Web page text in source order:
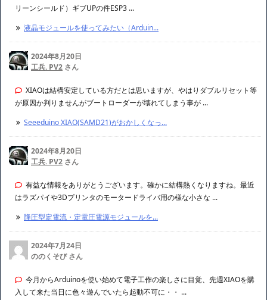
リーンシールド）ギブUPの件ESP3 ...
液晶モジュールを使ってみたい（Arduin...
2024年8月20日
工兵. PV2 さん
XIAOは結構安定している方だとは思いますが、やはりダブルリセット等
が原因か判りませんがブートローダーが壊れてしまう事が ...
Seeeduino XIAO(SAMD21)がおかしくなっ...
2024年8月20日
工兵. PV2 さん
有益な情報をありがとうございます。確かに結構熱くなりますね。最近
はラズパイや3Dプリンタのモータードライバ用の様な小さな ...
降圧型定電流・定電圧電源モジュールを...
2024年7月24日
ののくそび さん
今月からArduinoを使い始めて電子工作の楽しさに目覚、先週XIAOを購
入して来た当日に色々遊んでいたら起動不可に・・ ...